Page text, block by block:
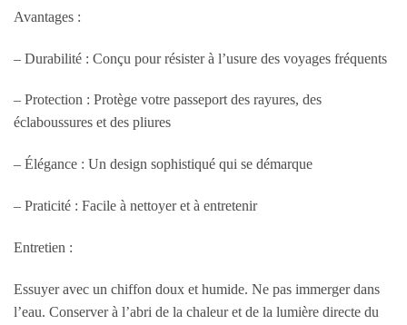
Avantages :
– Durabilité : Conçu pour résister à l’usure des voyages fréquents
– Protection : Protège votre passeport des rayures, des
éclaboussures et des pliures
– Élégance : Un design sophistiqué qui se démarque
– Praticité : Facile à nettoyer et à entretenir
Entretien :
Essuyer avec un chiffon doux et humide. Ne pas immerger dans
l’eau. Conserver à l’abri de la chaleur et de la lumière directe du